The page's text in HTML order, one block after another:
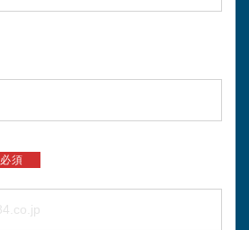
必須